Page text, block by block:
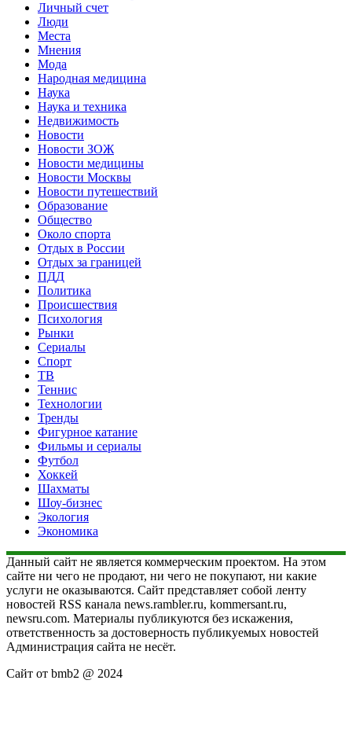
Личный счет
Люди
Места
Мнения
Мода
Народная медицина
Наука
Наука и техника
Недвижимость
Новости
Новости ЗОЖ
Новости медицины
Новости Москвы
Новости путешествий
Образование
Общество
Около спорта
Отдых в России
Отдых за границей
ПДД
Политика
Происшествия
Психология
Рынки
Сериалы
Спорт
ТВ
Теннис
Технологии
Тренды
Фигурное катание
Фильмы и сериалы
Футбол
Хоккей
Шахматы
Шоу-бизнес
Экология
Экономика
Данный сайт не является коммерческим проектом. На этом
сайте ни чего не продают, ни чего не покупают, ни какие
услуги не оказываются. Сайт представляет собой ленту
новостей RSS канала news.rambler.ru, kommersant.ru,
newsru.com. Материалы публикуются без искажения,
ответственность за достоверность публикуемых новостей
Администрация сайта не несёт.
Сайт от bmb2 @ 2024